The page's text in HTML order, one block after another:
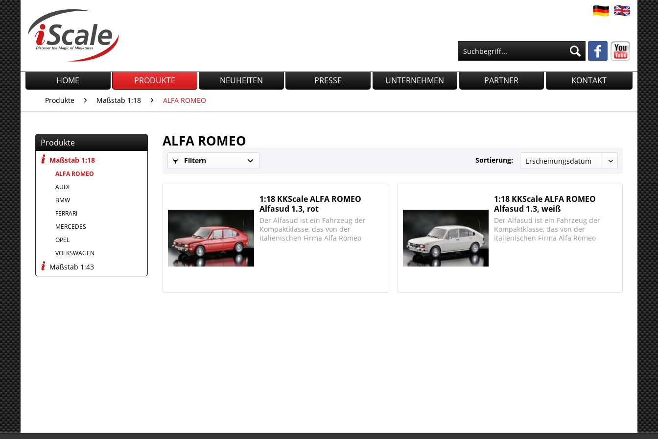
HOME PRODUKTE NEUHEITEN PRESSE UNTERNEHMEN PARTNER KONTAKT
Produkte Maßstab 1:18 ALFA ROMEO
Produkte
Maßstab 1:18
ALFA ROMEO
AUDI
BMW
FERRARI
MERCEDES
OPEL
VOLKSWAGEN
Maßstab 1:43
ALFA ROMEO
Filtern Sortierung:
1:18 KKScale ALFA ROMEO
Alfasud 1.3, rot
Der Alfasud ist ein Fahrzeug der
Kompaktklasse, das von der
italienischen Firma Alfa Romeo
1:18 KKScale ALFA ROMEO
Alfasud 1.3, weiß
Der Alfasud ist ein Fahrzeug der
Kompaktklasse, das von der
italienischen Firma Alfa Romeo